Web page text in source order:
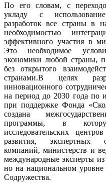
По его словам, с
укладу с
разработок все страны в
необходимостью
эффективного участия в
Это необходимое
экономики любой страны,
без открытого
странами.В целях
инновационного
на период до 2030 года по
при поддержке Фонда
создана
программы, в
исследовательских
развития, экспертных
компаний, министерств и
международные эксперты
но на национальном уровне
Содружества.